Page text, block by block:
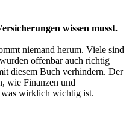
wissen musst.
niemand herum. Viele sind
offenbar auch richtig
diesem Buch verhindern. Der
wie Finanzen und
wirklich wichtig ist.